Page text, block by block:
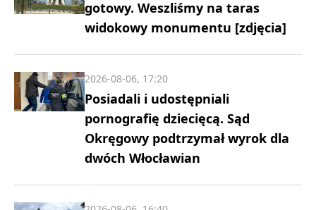
gotowy. Weszliśmy na taras
widokowy monumentu [zdjęcia]
Posiadali i udostępniali
pornografię dziecięcą. Sąd
Okręgowy podtrzymał wyrok dla
dwóch Włocławian
2026-08-06, 17:20